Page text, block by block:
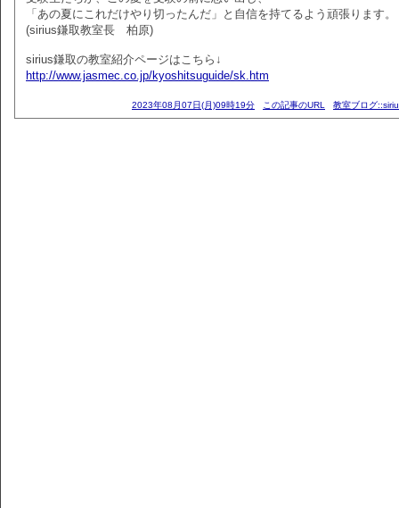
「あの夏にこれだけやり切ったんだ」と自信を持てるよう頑張ります。
(sirius鎌取教室長 柏原)
sirius鎌取の教室紹介ページはこちら↓
http://www.jasmec.co.jp/kyoshitsuguide/sk.htm
2023年08月07日(月)09時19分 この記事のURL 教室ブログ